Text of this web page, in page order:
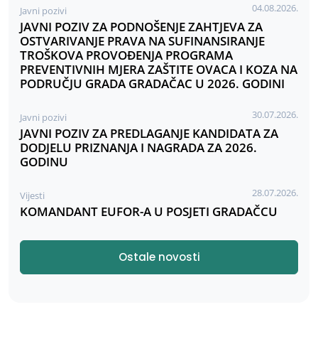
Javni pozivi 04.08.2026.
JAVNI POZIV ZA PODNOŠENJE ZAHTJEVA ZA
OSTVARIVANJE PRAVA NA SUFINANSIRANJE
TROŠKOVA PROVOĐENJA PROGRAMA
PREVENTIVNIH MJERA ZAŠTITE OVACA I KOZA NA
PODRUČJU GRADA GRADAČAC U 2026. GODINI
Javni pozivi 30.07.2026.
JAVNI POZIV ZA PREDLAGANJE KANDIDATA ZA
DODJELU PRIZNANJA I NAGRADA ZA 2026.
GODINU
Vijesti 28.07.2026.
KOMANDANT EUFOR-A U POSJETI GRADAČCU
Ostale novosti